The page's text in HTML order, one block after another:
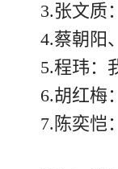
3.张文质
4.蔡朝阳
5.程玮：
6.胡红梅
7.陈奕恺